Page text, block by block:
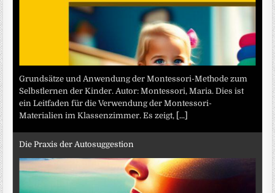
Grundsätze und Anwendung der Montessori-Methode zum
Selbstlernen der Kinder. Autor: Montessori, Maria. Dies ist
ein Leitfaden für die Verwendung der Montessori-
Materialien im Klassenzimmer. Es zeigt, [...]
Die Praxis der Autosuggestion